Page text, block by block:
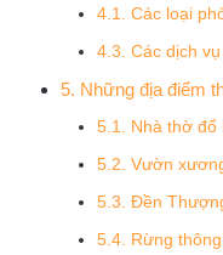
4.1. Các loại
4.3. Các dịch
5. Những địa điểm
5.1. Nhà thờ đổ
5.2. Vườn
5.3. Đền
5.4. Rừng thông